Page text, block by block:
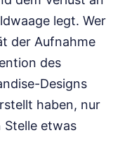
legt. Wer
der Aufnahme
des
Designs
haben, nur
Stelle etwas